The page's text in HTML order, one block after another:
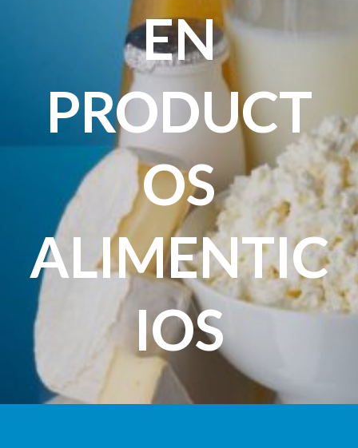
EN
PRODUCT
OS
ALIMENTIC
IOS